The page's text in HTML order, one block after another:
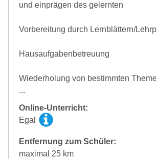
und einprägen des gelernten
Vorbereitung durch Lernblättern/
Hausaufgabenbetreuung
Wiederholung von bestimmten
...
Online-Unterricht:
Egal
Entfernung zum Schüler:
maximal 25 km